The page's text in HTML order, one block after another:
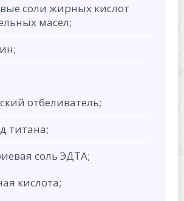
соли жирных кислот
масел;
отбеливатель;
титана;
соль ЭДТА;
кислота;